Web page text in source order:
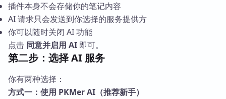
插件本身不会存储你的笔记内容
AI 请求只会发送到你选择的服务提供方
你可以随时关闭 AI 功能
点击 同意并启用 AI 即可。
第二步：选择 AI 服务
你有两种选择：
方式一：使用 PKMer AI（推荐新手）